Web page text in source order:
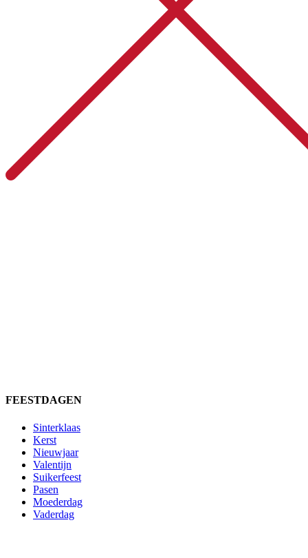
FEESTDAGEN
Sinterklaas
Kerst
Nieuwjaar
Valentijn
Suikerfeest
Pasen
Moederdag
Vaderdag